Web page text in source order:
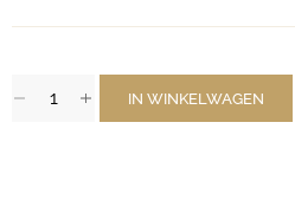
IN WINKELWAGEN